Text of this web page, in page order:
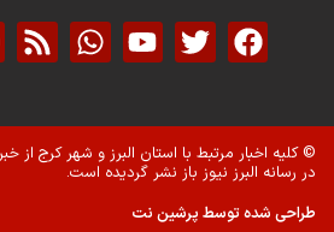
© کلیه اخبار مرتبط با استان البرز و شهر کرج از
در رسانه البرز نیوز باز نشر گردیده است.
طراحی شده توسط پرشین نت